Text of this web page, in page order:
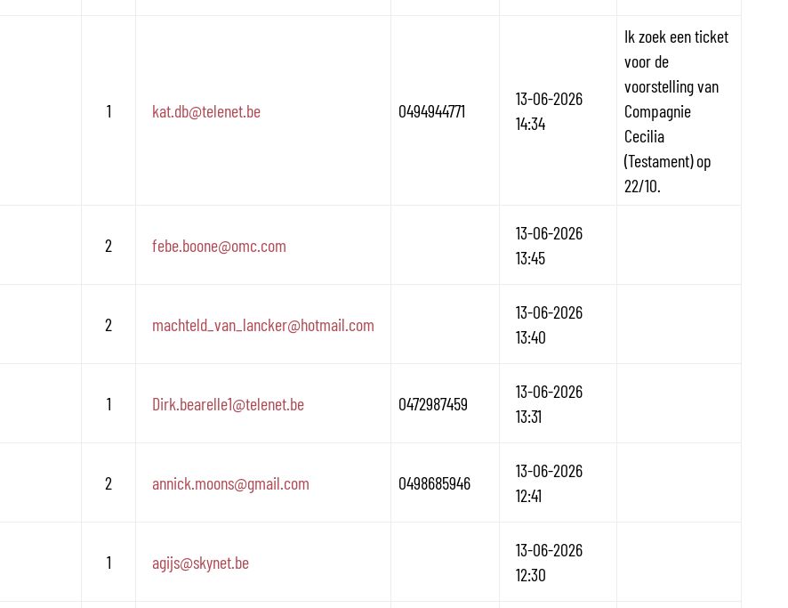
1 kat.db@telenet.be 0494944771
13-06-2026
14:34
Ik zoek een ticket
voor de
voorstelling van
Compagnie
Cecilia
(Testament) op
22/10.
2 febe.boone@omc.com
13-06-2026
13:45
2 machteld_van_lancker@hotmail.com
13-06-2026
13:40
1 Dirk.bearelle1@telenet.be 0472987459
13-06-2026
13:31
2 annick.moons@gmail.com 0498685946
13-06-2026
12:41
1 agijs@skynet.be
13-06-2026
12:30